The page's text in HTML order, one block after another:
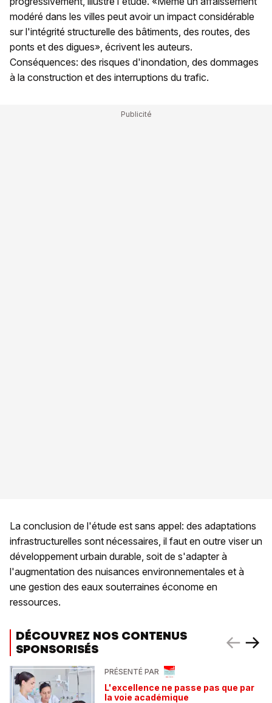
modéré dans les villes peut avoir un impact considérable
sur l'intégrité structurelle des bâtiments, des routes, des
ponts et des digues», écrivent les auteurs.
Conséquences: des risques d'inondation, des dommages
à la construction et des interruptions du trafic.
La conclusion de l'étude est sans appel: des adaptations
infrastructurelles sont nécessaires, il faut en outre viser un
développement urbain durable, soit de s'adapter à
l'augmentation des nuisances environnementales et à
une gestion des eaux souterraines économe en
ressources.
DÉCOUVREZ NOS CONTENUS
SPONSORISÉS
PRÉSENTÉ PAR
L'excellence ne passe pas que par
la voie académique